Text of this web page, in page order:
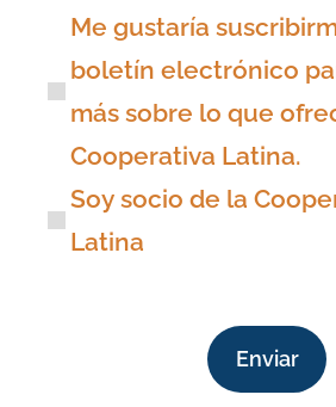
Me gustaría
boletín electrónico
más sobre lo que
Cooperativa Latina.
Soy socio de la
Latina